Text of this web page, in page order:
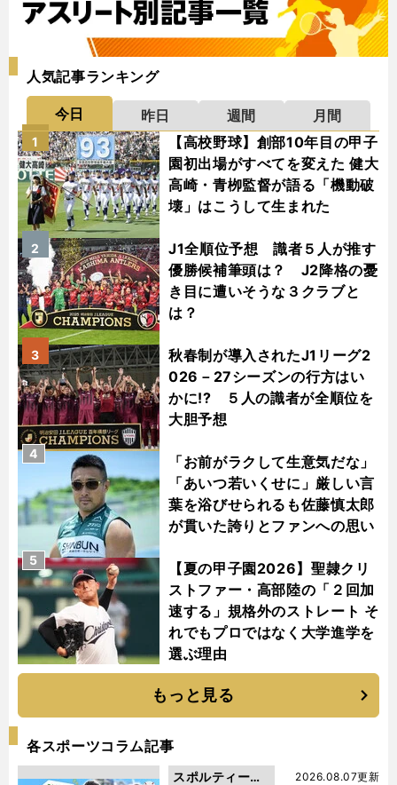
人気記事ランキング
今日 昨日 週間
月間
【高校野球】創部10年目の甲子
園初出場がすべてを変えた 健大
高崎・青栁監督が語る「機動破
壊」はこうして生まれた
1
J1全順位予想 識者５人が推す
優勝候補筆頭は？ J2降格の憂
き目に遭いそうな３クラブと
は？
2
秋春制が導入されたJ1リーグ2
026－27シーズンの行方はい
かに!? ５人の識者が全順位を
大胆予想
3
「お前がラクして生意気だな」
「あいつ若いくせに」厳しい言
葉を浴びせられるも佐藤慎太郎
が貫いた誇りとファンへの思い
4
【夏の甲子園2026】聖隷クリ
ストファー・高部陸の「２回加
速する」規格外のストレート そ
れでもプロではなく大学進学を
選ぶ理由
5
もっと見る
各スポーツコラム記事
2026.08.07更新
スポルティーバ